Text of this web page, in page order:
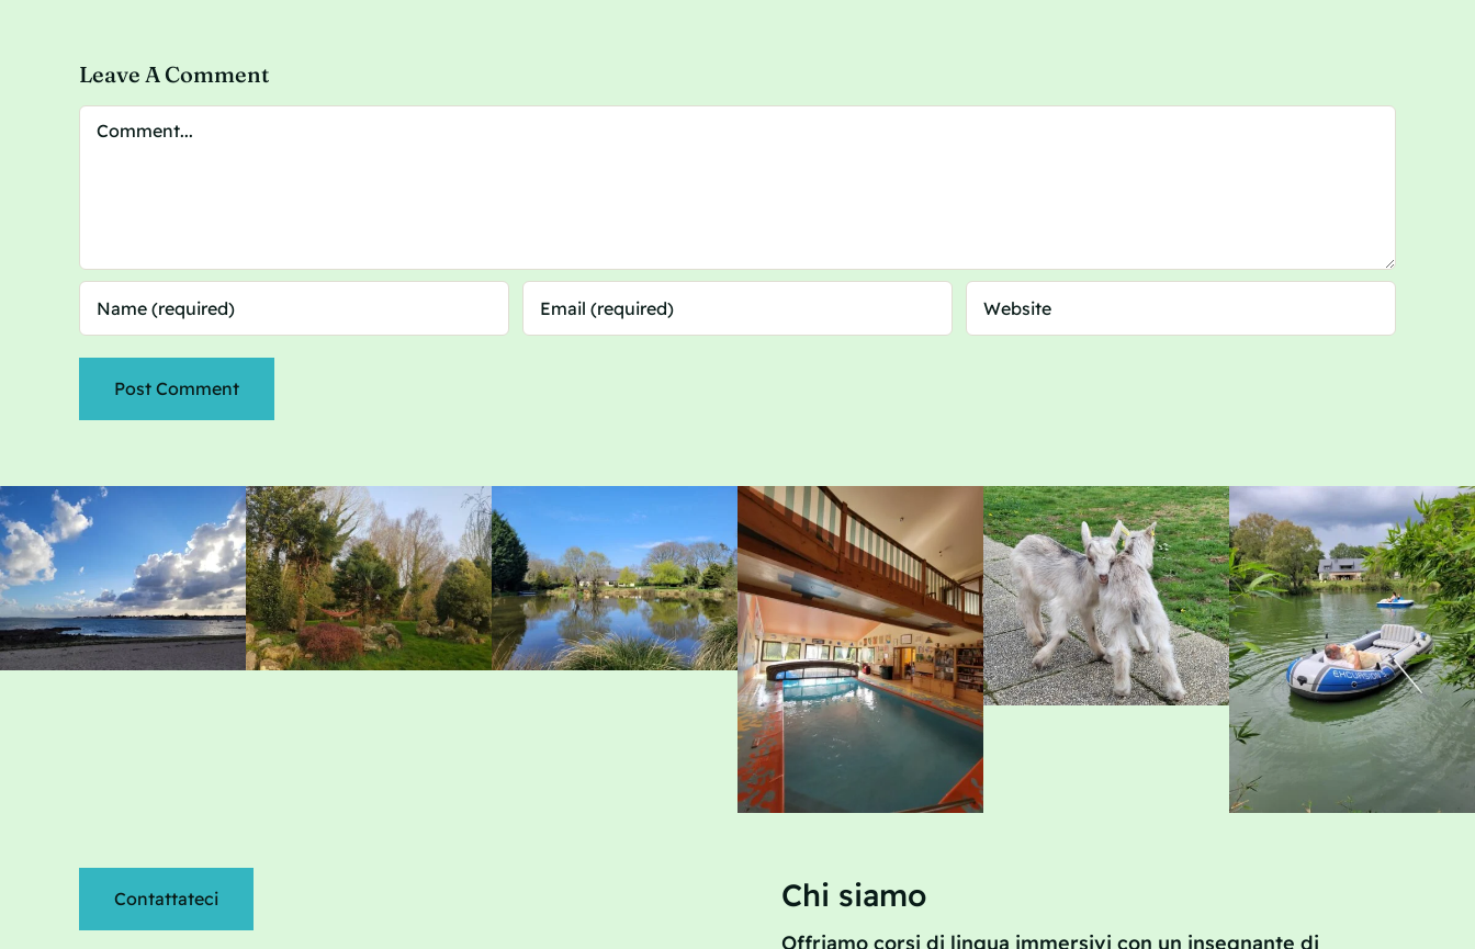
Leave A Comment
Comment
Contattateci Chi siamo
Offriamo corsi di lingua immersivi con un insegnante di